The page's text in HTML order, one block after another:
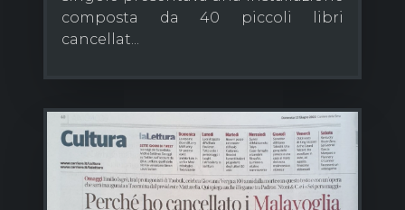
composta da 40 piccoli libri
cancellat...